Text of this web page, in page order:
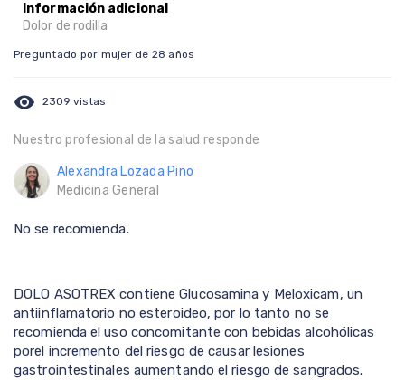
Información adicional
Dolor de rodilla
Preguntado por mujer de 28 años
visibility 2309 vistas
Nuestro profesional de la salud responde
Alexandra Lozada Pino
Medicina General
No se recomienda.
DOLO ASOTREX contiene Glucosamina y Meloxicam, un
antiinflamatorio no esteroideo, por lo tanto no se
recomienda el uso concomitante con bebidas alcohólicas
porel incremento del riesgo de causar lesiones
gastrointestinales aumentando el riesgo de sangrados.